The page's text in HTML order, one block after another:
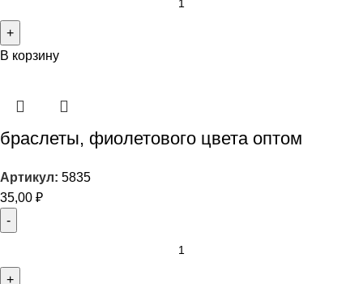
В корзину
браслеты, фиолетового цвета оптом
Артикул: 5835
35,00 ₽